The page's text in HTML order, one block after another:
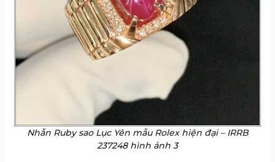
Nhẫn Ruby sao Lục Yên mẫu Rolex hiện đại – IRRB
237248 hình ảnh 3